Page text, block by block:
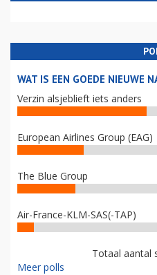
WAT IS EEN GOEDE NIEUWE
Verzin alsjeblieft iets anders
European Airlines Group (EAG)
The Blue Group
Air-France-KLM-SAS(-TAP)
Totaal aantal
Meer polls